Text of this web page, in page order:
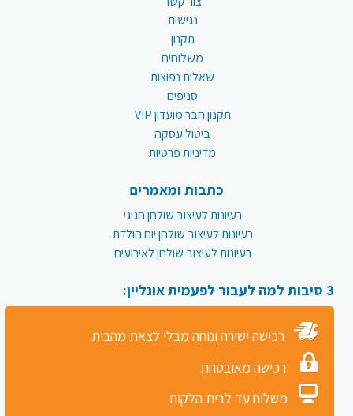
נגישות
תקנון
משלוחים
שאלות נפוצות
סניפים
תקנון חבר מועדון VIP
ביטול עסקה
מדיניות פרטיות
כתבות ומאמרים
רעיונות לעיצוב שולחן חגיגי
רעיונות לעיצוב שולחן יום הולדת
רעיונות לעיצוב שולחן לאירועים
3 סיבות למה לעבור לפעמית אונליין:
רכישה ישירה ונוחה מבלי לצאת מהבית
רכישה מאובטחת
משלוח עד לבית הלקוח